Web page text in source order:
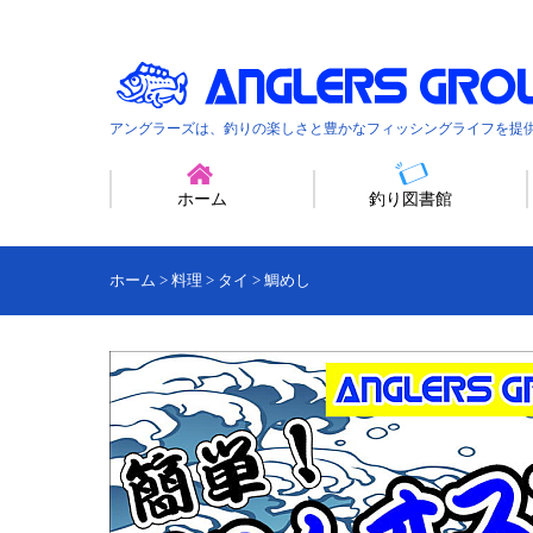
アングラーズは、釣りの楽しさと豊かなフィッシングライフを提
ホーム 釣り図書館
ホーム > 料理 > タイ > 鯛めし